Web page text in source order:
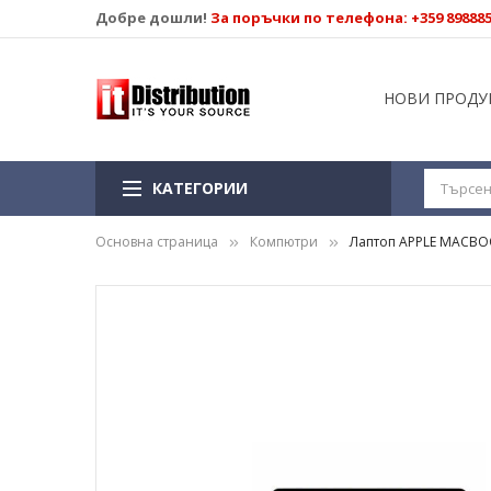
Добре дошли! За поръчки по телефона: +359
НОВИ
КАТЕГОРИИ
Основна страница Компютри Лаптоп APPLE